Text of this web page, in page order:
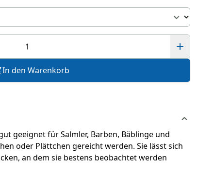
In den Warenkorb
geeignet für Salmler, Barben, Bäblinge und
oder Plättchen gereicht werden. Sie lässt sich
an dem sie bestens beobachtet werden